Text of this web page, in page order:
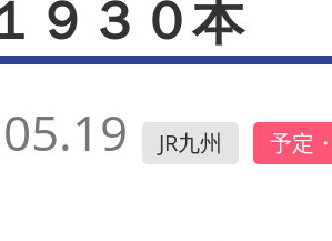
９３０本
JR九州 予定